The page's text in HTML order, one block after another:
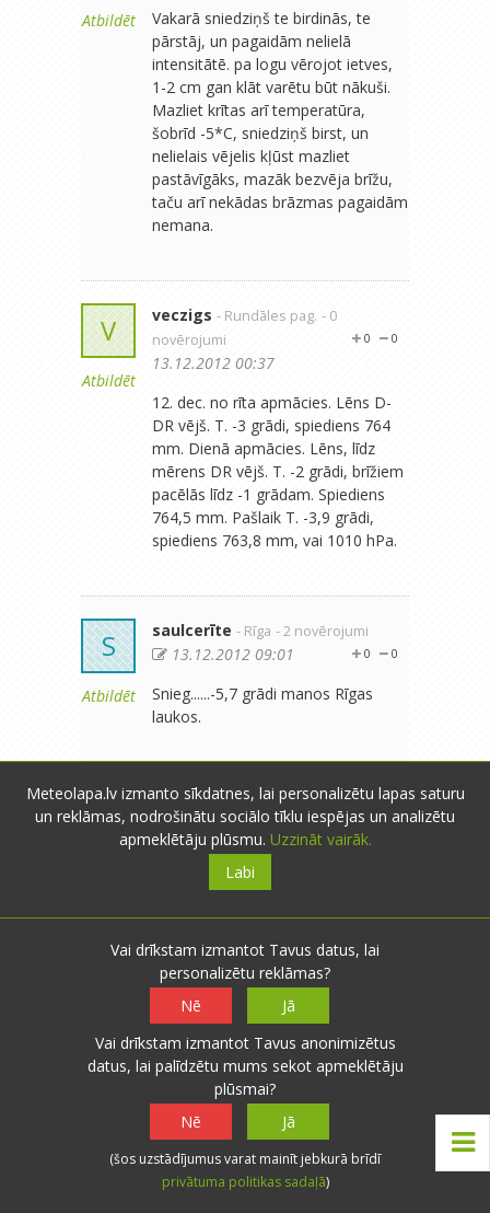
Atbildēt
Vakarā sniedziņš te birdinās, te
pārstāj, un pagaidām nelielā
intensitātē. pa logu vērojot ietves,
1-2 cm gan klāt varētu būt nākuši.
Mazliet krītas arī temperatūra,
šobrīd -5*C, sniedziņš birst, un
nelielais vējelis kļūst mazliet
pastāvīgāks, mazāk bezvēja brīžu,
taču arī nekādas brāzmas pagaidām
nemana.
V
Atbildēt
veczigs - Rundāles pag. - 0
novērojumi
0
0
13.12.2012 00:37
12. dec. no rīta apmācies. Lēns D-
DR vējš. T. -3 grādi, spiediens 764
mm. Dienā apmācies. Lēns, līdz
mērens DR vējš. T. -2 grādi, brīžiem
pacēlās līdz -1 grādam. Spiediens
764,5 mm. Pašlaik T. -3,9 grādi,
spiediens 763,8 mm, vai 1010 hPa.
S
Atbildēt
saulcerīte - Rīga - 2 novērojumi
0
0
13.12.2012 09:01
Snieg......-5,7 grādi manos Rīgas
laukos.
lightning - Līvāni - 3669 novērojumi
13.12.2012 04:15
Švaki, ka pazudusi LVC karte... :(
Ceru, ka meistari atjaunos, bez tās
kā astronoms bez teleskopa...
Bet pie manis mierīgs laiks aizvien,
turpina mazlietiņ snigt, pamazām
sniedziņš krājas, -6,2*C. Nu tad -
līdz sniegainam rītam! ;)
M
Atbildēt
maikls - Jēkabpils
13.12.2012 09:46
Tikko dati LVC kartē atkal
Meteolapa.lv izmanto sīkdatnes, lai personalizētu lapas saturu
un reklāmas, nodrošinātu sociālo tīklu iespējas un analizētu
apmeklētāju plūsmu. Uzzināt vairāk.
Labi
Vai drīkstam izmantot Tavus datus, lai
personalizētu reklāmas?
Nē
Jā
Vai drīkstam izmantot Tavus anonimizētus
datus, lai palīdzētu mums sekot apmeklētāju
plūsmai?
Nē
Jā
(šos uzstādījumus varat mainīt jebkurā brīdī
privātuma politikas sadaļā)